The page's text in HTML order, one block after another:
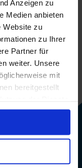
Anzeigen zu
Medien anbieten
Website zu
zu Ihrer
Partner für
weiter. Unsere
mit
bereitgestellt